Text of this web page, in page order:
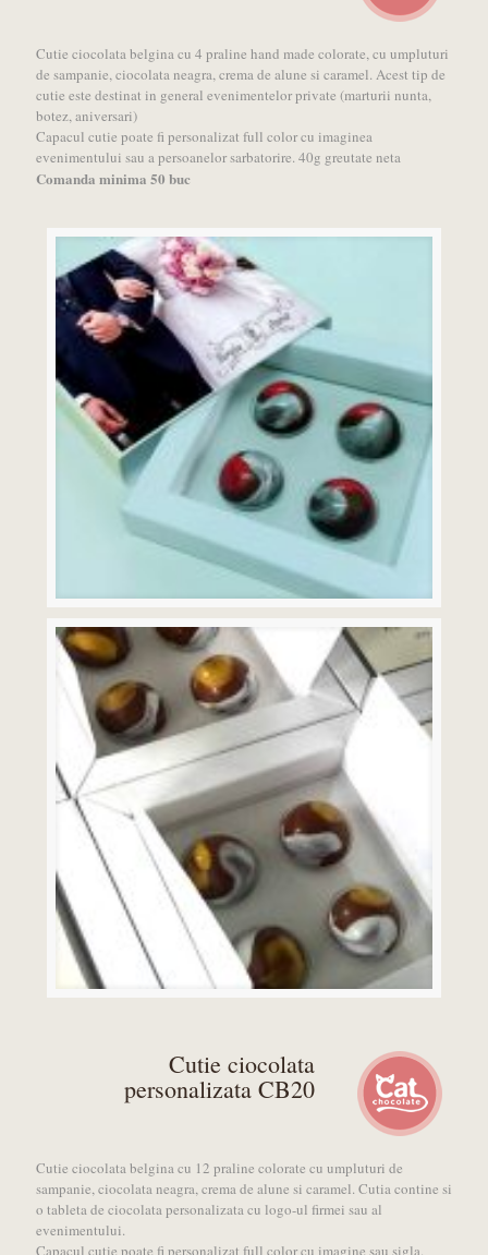
Cutie ciocolata belgina cu 4 praline hand made colorate, cu umpluturi
de sampanie, ciocolata neagra, crema de alune si caramel. Acest tip de
cutie este destinat in general evenimentelor private (marturii nunta,
botez, aniversari)
Capacul cutie poate fi personalizat full color cu imaginea
evenimentului sau a persoanelor sarbatorire. 40g greutate neta
Comanda minima 50 buc
Cutie ciocolata
personalizata CB20
Cutie ciocolata belgina cu 12 praline colorate cu umpluturi de
sampanie, ciocolata neagra, crema de alune si caramel. Cutia contine si
o tableta de ciocolata personalizata cu logo-ul firmei sau al
evenimentului.
Capacul cutie poate fi personalizat full color cu imagine sau sigla.